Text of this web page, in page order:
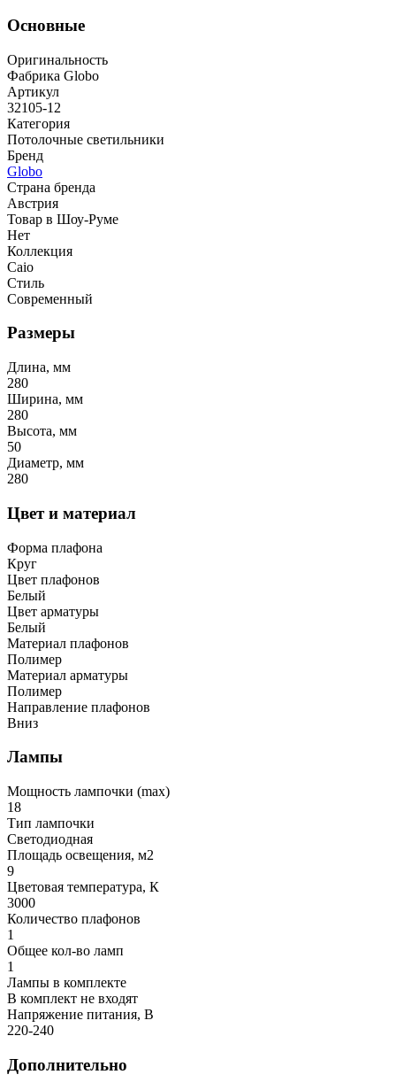
Основные
Оригинальность
Фабрика Globo
Артикул
32105-12
Категория
Потолочные светильники
Бренд
Globo
Страна бренда
Австрия
Товар в Шоу-Руме
Нет
Коллекция
Caio
Стиль
Современный
Размеры
Длина, мм
280
Ширина, мм
280
Высота, мм
50
Диаметр, мм
280
Цвет и материал
Форма плафона
Круг
Цвет плафонов
Белый
Цвет арматуры
Белый
Материал плафонов
Полимер
Материал арматуры
Полимер
Направление плафонов
Вниз
Лампы
Мощность лампочки (max)
18
Тип лампочки
Светодиодная
Площадь освещения, м2
9
Цветовая температура, К
3000
Количество плафонов
1
Общее кол-во ламп
1
Лампы в комплекте
В комплект не входят
Напряжение питания, В
220-240
Дополнительно